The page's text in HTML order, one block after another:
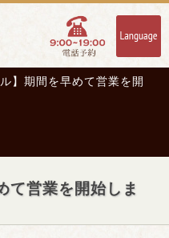
】期間を早めて営業を開
て営業を開始しま